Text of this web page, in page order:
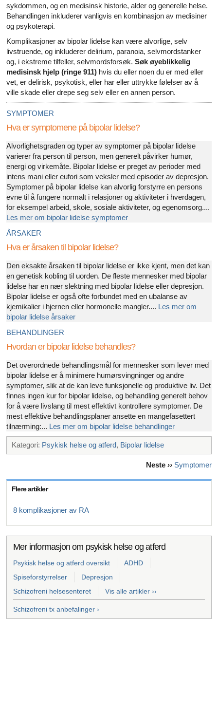
sykdommen, og en medisinsk historie, alder og generelle helse.
Behandlingen inkluderer vanligvis en kombinasjon av medisiner
og psykoterapi.
Komplikasjoner av bipolar lidelse kan være alvorlige, selv
livstruende, og inkluderer delirium, paranoia, selvmordstanker
og, i ekstreme tilfeller, selvmordsforsøk. Søk øyeblikkelig
medisinsk hjelp (ringe 911) hvis du eller noen du er med eller
vet, er delirisk, psykotisk, eller har eller uttrykke følelser av å
ville skade eller drepe seg selv eller en annen person.
SYMPTOMER
Hva er symptomene på bipolar lidelse?
Alvorlighetsgraden og typer av symptomer på bipolar lidelse
varierer fra person til person, men generelt påvirker humør,
energi og virkemåte. Bipolar lidelse er preget av perioder med
intens mani eller eufori som veksler med episoder av depresjon.
Symptomer på bipolar lidelse kan alvorlig forstyrre en persons
evne til å fungere normalt i relasjoner og aktiviteter i hverdagen,
for eksempel arbeid, skole, sosiale aktiviteter, og egenomsorg....
Les mer om bipolar lidelse symptomer
ÅRSAKER
Hva er årsaken til bipolar lidelse?
Den eksakte årsaken til bipolar lidelse er ikke kjent, men det kan
en genetisk kobling til uorden. De fleste mennesker med bipolar
lidelse har en nær slektning med bipolar lidelse eller depresjon.
Bipolar lidelse er også ofte forbundet med en ubalanse av
kjemikalier i hjernen eller hormonelle mangler.... Les mer om
bipolar lidelse årsaker
BEHANDLINGER
Hvordan er bipolar lidelse behandles?
Det overordnede behandlingsmål for mennesker som lever med
bipolar lidelse er å minimere humørsvingninger og andre
symptomer, slik at de kan leve funksjonelle og produktive liv. Det
finnes ingen kur for bipolar lidelse, og behandling generelt behov
for å være livslang til mest effektivt kontrollere symptomer. De
mest effektive behandlingsplaner ansette en mangefasettert
tilnærming:... Les mer om bipolar lidelse behandlinger
Kategori: Psykisk helse og atferd, Bipolar lidelse
Neste ›› Symptomer
Flere artikler
8 komplikasjoner av RA
Mer informasjon om psykisk helse og atferd
Psykisk helse og atferd oversikt
ADHD
Spiseforstyrrelser
Depresjon
Schizofreni helsesenteret
Vis alle artikler ››
Schizofreni tx anbefalinger ›